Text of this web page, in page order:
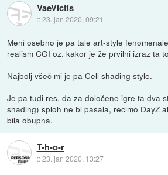
VaeVictis
::23. jan 2020, 09:21
Meni osebno je pa tale art-style
realism CGI oz. kakor je že prvilni izraz ta
Najbolj všeč mi je pa Cell shading style.
Je pa tudi res, da za določene igre ta dva
shading) sploh ne bi pasala, recimo DayZ
bila obupna.
T-h-o-r
::23. jan 2020, 13:27